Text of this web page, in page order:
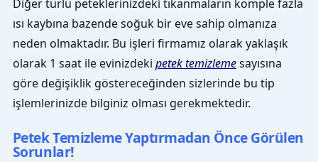
Diğer türlü peteklerinizdeki tıkanmaların komple fazla
ısı kaybına bazende soğuk bir eve sahip olmanıza
neden olmaktadır. Bu işleri firmamız olarak yaklaşık
olarak 1 saat ile evinizdeki petek temizlemesayısına
göre değişiklik göstereceğinden sizlerinde bu tip
işlemlerinizde bilginiz olması gerekmektedir.
Petek Temizleme Yaptırmadan Önce Görülen
Sorunlar!